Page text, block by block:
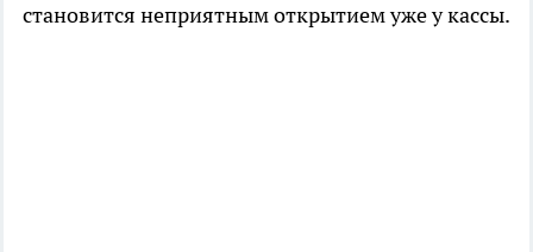
становится неприятным открытием уже у кассы.